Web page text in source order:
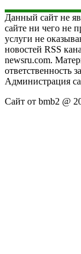
Данный сайт не
сайте ни чего не
услуги не
новостей RSS
newsru.com.
ответственность
Администрация
Сайт от bmb2 @